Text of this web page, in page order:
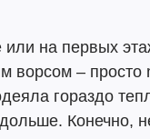
на первых
ворсом – просто
гораздо
Конечно,